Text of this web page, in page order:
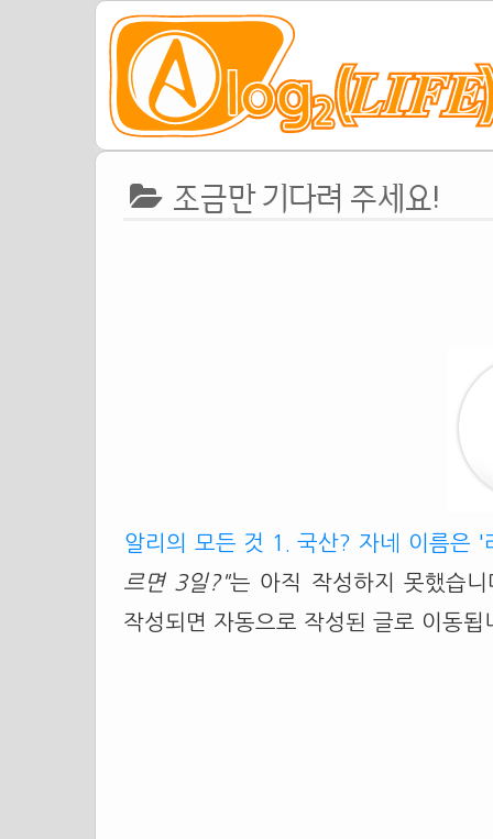
조금만 기다려 주세요!
알리의 모든 것 1. 국산? 자네 이름은 '
르면 3일?"는 아직 작성하지 못했습
작성되면 자동으로 작성된 글로 이동됩